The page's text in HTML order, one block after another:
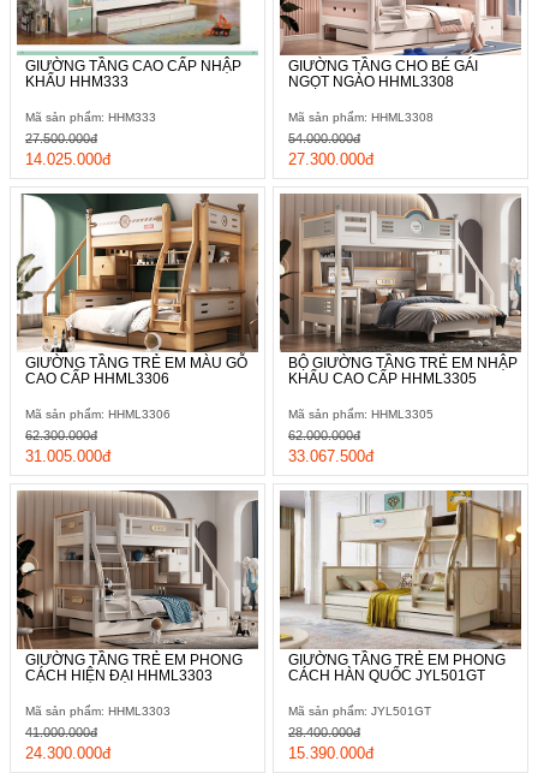
GIƯỜNG TẦNG CAO CẤP NHẬP
KHẨU HHM333
Mã sản phẩm: HHM333
14.025.000đ
27.500.000đ
GIƯỜNG TẦNG CHO BÉ GÁI
NGỌT NGÀO HHML3308
Mã sản phẩm: HHML3308
27.300.000đ
54.000.000đ
GIƯỜNG TẦNG TRẺ EM MÀU GỖ
CAO CẤP HHML3306
Mã sản phẩm: HHML3306
31.005.000đ
62.300.000đ
BỘ GIƯỜNG TẦNG TRẺ EM NHẬP
KHẨU CAO CẤP HHML3305
Mã sản phẩm: HHML3305
33.067.500đ
62.000.000đ
GIƯỜNG TẦNG TRẺ EM PHONG
CÁCH HIỆN ĐẠI HHML3303
Mã sản phẩm: HHML3303
24.300.000đ
41.000.000đ
GIƯỜNG TẦNG TRẺ EM PHONG
CÁCH HÀN QUỐC JYL501GT
Mã sản phẩm: JYL501GT
15.390.000đ
28.400.000đ